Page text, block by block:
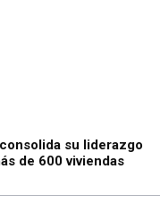
su liderazgo
de 600 viviendas